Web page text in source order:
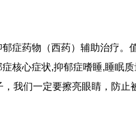
症药物（西药）辅助治疗。
症核心症状,抑郁症嗜睡,睡眠质
我们一定要擦亮眼睛，防止